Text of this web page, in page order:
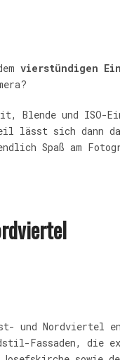
vierstündigen
Blende und ISO-
lässt sich dann
endlich Spaß am
und Nordviertel
Fassaden, die